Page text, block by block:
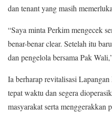
dan tenant yang masih
“Saya minta Perkim mengecek
benar-benar clear. Setelah itu
dan pengelola bersama Pak
Ia berharap revitalisasi
tepat waktu dan segera
masyarakat serta menggerakkan